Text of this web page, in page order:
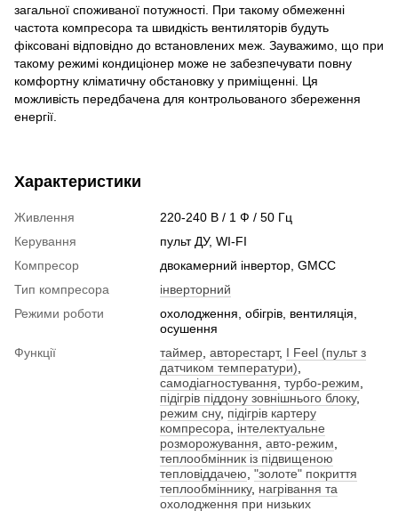
загальної споживаної потужності. При такому обмеженні
частота компресора та швидкість вентиляторів будуть
фіксовані відповідно до встановлених меж. Зауважимо, що при
такому режимі кондиціонер може не забезпечувати повну
комфортну кліматичну обстановку у приміщенні. Ця
можливість передбачена для контрольованого збереження
енергії.
Характеристики
Живлення
220-240 В / 1 Ф / 50 Гц
Керування
пульт ДУ, WI-FI
Компресор
двокамерний інвертор, GМСС
Тип компресора
інверторний
Режими роботи
охолодження, обігрів, вентиляція,
осушення
Функції
таймер авторестарт, I Feel (пульт з
датчиком температури)
самодіагностування турбо-режим
підігрів піддону зовнішнього блоку,
режим сну, підігрів картеру
компресора
інтелектуальне
розморожування авто-режим
теплообмінник із підвищеною
тепловіддачею "золоте" покриття
теплообміннику, нагрівання та
охолодження при низьких